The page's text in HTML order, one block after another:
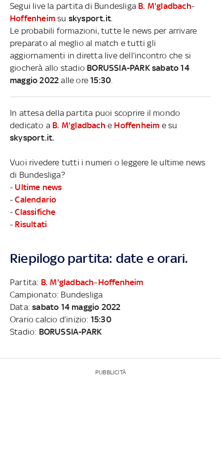
Segui live la partita di Bundesliga B. M'gladbach-
Hoffenheim su skysport.it
Le probabili formazioni, tutte le news per arrivare
preparato al meglio al match e tutti gli
aggiornamenti in diretta live dell’incontro che si
giocherà allo stadio BORUSSIA-PARK sabato 14
maggio 2022 alle ore15:30
In attesa della partita puoi scoprire il mondo
dedicato a B. M'gladbach e Hoffenheim e su
skysport.it.
Vuoi rivedere tutti i numeri o leggere le ultime news
di Bundesliga?
- Ultime news
-Calendario
-Classifiche
- Risultati
Riepilogo partita: date e orari.
Partita: B. M'gladbach–Hoffenheim
Campionato: Bundesliga
Data:sabato 14 maggio 2022
Orario calcio d’inizio: 15:30
Stadio: BORUSSIA-PARK
PUBBLICITÀ